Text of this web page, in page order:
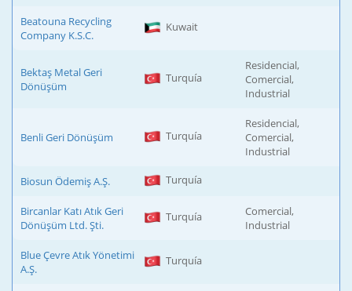
Beatouna Recycling
Company K.S.C.
Kuwait
Bektaş Metal Geri
Dönüşüm
Turquía
Residencial,
Comercial,
Industrial
Benli Geri Dönüşüm Turquía
Residencial,
Comercial,
Industrial
Biosun Ödemiş A.Ş. Turquía
Bircanlar Katı Atık Geri
Dönüşüm Ltd. Şti.
Turquía
Comercial,
Industrial
Blue Çevre Atık Yönetimi
A.Ş.
Turquía